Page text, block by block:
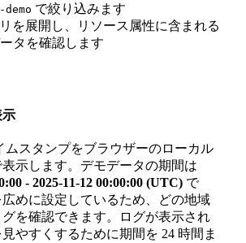
で絞り込みます
を展開し、リソース属性に含まれる
タを確認します
示
ムスタンプをブラウザーのローカル
示します。デモデータの期間は
- 2025-11-12 00:00:00 (UTC) で
めに設定しているため、どの地域
を確認できます。ログが表示され
やすくするために期間を 24 時間ま